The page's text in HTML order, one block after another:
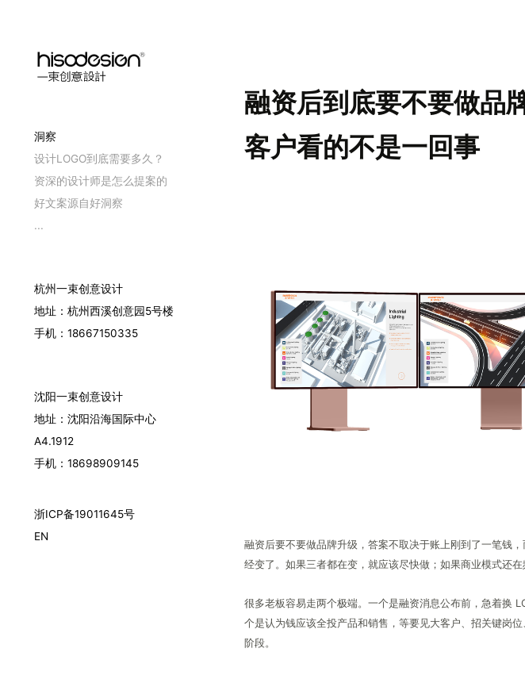
洞察
设计LOGO到底需要多久？
资深的设计师是怎么提案的
好文案源自好洞察
...
杭州一束创意设计
地址：杭州西溪创意园5号楼
手机：18667150335
沈阳一束创意设计
地址：沈阳沿海国际中心
A4.1912
手机：18698909145
浙ICP备19011645号
EN
融资后到底要不要做品
客户看的不是一回事
融资后要不要做品牌升级，答案不取决于账上刚到了一笔钱
经变了。如果三者都在变，就应该尽快做；如果商业模式还
很多老板容易走两个极端。一个是融资消息公布前，急着换
个是认为钱应该全投产品和销售，等要见大客户、招关键岗
阶段。